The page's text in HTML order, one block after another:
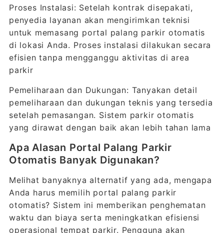
Proses Instalasi: Setelah kontrak disepakati,
penyedia layanan akan mengirimkan teknisi
untuk memasang portal palang parkir otomatis
di lokasi Anda. Proses instalasi dilakukan secara
efisien tanpa mengganggu aktivitas di area
parkir
Pemeliharaan dan Dukungan: Tanyakan detail
pemeliharaan dan dukungan teknis yang tersedia
setelah pemasangan. Sistem parkir otomatis
yang dirawat dengan baik akan lebih tahan lama
Apa Alasan Portal Palang Parkir
Otomatis Banyak Digunakan?
Melihat banyaknya alternatif yang ada, mengapa
Anda harus memilih portal palang parkir
otomatis? Sistem ini memberikan penghematan
waktu dan biaya serta meningkatkan efisiensi
operasional tempat parkir. Pengguna akan